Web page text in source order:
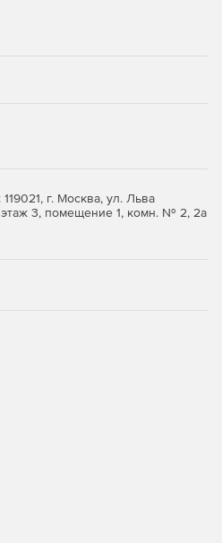
лицензия, без
техподдержку на 90
г. Москва, ул. Льва
этаж 3, помещение 1, комн. № 2, 2а